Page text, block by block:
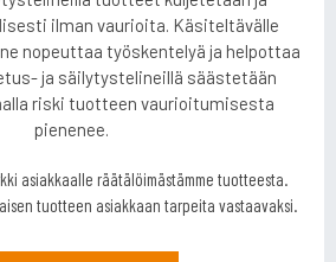
ilman vaurioita. Käsiteltävälle
nopeuttaa työskentelyä ja helpottaa
ja säilytystelineillä säästetään
riski tuotteen vaurioitumisesta
pienenee.
asiakkaalle räätälöimästämme tuotteesta.
tuotteen asiakkaan tarpeita vastaavaksi.